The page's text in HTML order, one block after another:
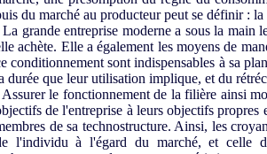
du marché au producteur peut se définir :
La grande entreprise moderne a sous la main
achète. Elle a également les moyens de
conditionnement sont indispensables à sa
durée que leur utilisation implique, et du
Assurer le fonctionnement de la filière ainsi
de l'entreprise à leurs objectifs propres
de sa technostructure. Ainsi, les
l'individu à l'égard du marché, et celle